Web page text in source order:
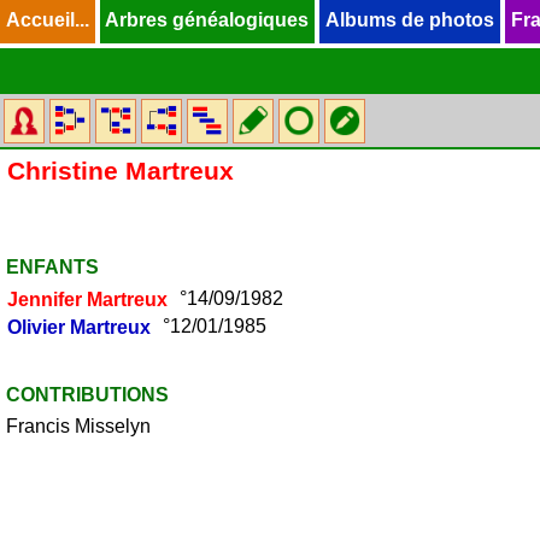
Accueil... Arbres généalogiques Albums de photos
Christine Martreux
ENFANTS
Jennifer Martreux
°14/09/1982
Olivier Martreux °12/01/1985
CONTRIBUTIONS
Francis Misselyn
Accueil... Arbres généalogiques Albums de photos